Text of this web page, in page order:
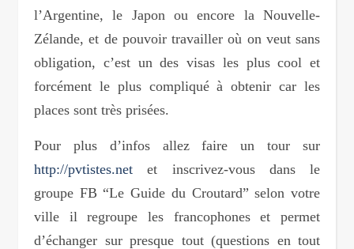
l’Argentine, le Japon ou encore la Nouvelle-
Zélande, et de pouvoir travailler où on veut sans
obligation, c’est un des visas les plus cool et
forcément le plus compliqué à obtenir car les
places sont très prisées.
Pour plus d’infos allez faire un tour sur
http://pvtistes.net et inscrivez-vous dans le
groupe FB “Le Guide du Croutard” selon votre
ville il regroupe les francophones et permet
d’échanger sur presque tout (questions en tout